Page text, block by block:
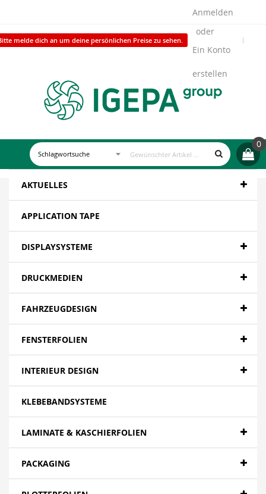
melde dich an um deine persönlichen Preise zu sehen.
Anmelden
Ein Konto
erstellen
0
AKTUELLES
APPLICATION TAPE
DISPLAYSYSTEME
DRUCKMEDIEN
FAHRZEUGDESIGN
FENSTERFOLIEN
INTERIEUR DESIGN
KLEBEBANDSYSTEME
LAMINATE & KASCHIERFOLIEN
PACKAGING